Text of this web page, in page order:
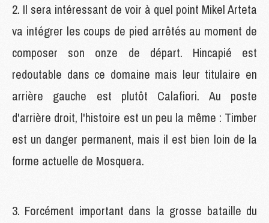
2. Il sera intéressant de voir à quel point Mikel Arteta
va intégrer les coups de pied arrêtés au moment de
composer son onze de départ. Hincapié est
redoutable dans ce domaine mais leur titulaire en
arrière gauche est plutôt Calafiori. Au poste
d'arrière droit, l'histoire est un peu la même : Timber
est un danger permanent, mais il est bien loin de la
forme actuelle de Mosquera.
3. Forcément important dans la grosse bataille du